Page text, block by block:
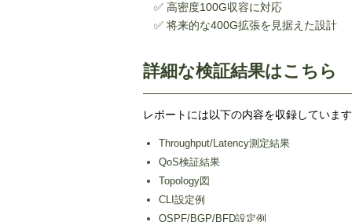
✅ 高密度100G収容に対応
✅ 将来的な400G拡張を見据えた設計
詳細な検証結果はこちら
レポートには以下の内容を収録していま
Throughput/Latency測定結果
QoS検証結果
Topology図
CLI設定例
OSPF/BGP/BFD設定例